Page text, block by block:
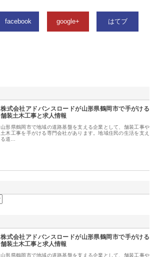
facebook google+ はてブ
株式会社アドバンスロードが山形県鶴岡市で手がける
舗装土木工事と求人情報
山形県鶴岡市で地域の道路基盤を支える企業として、舗装工事や
土木工事を手がける専門会社があります。地域住民の生活を支え
る道…
株式会社アドバンスロードが山形県鶴岡市で手がける
舗装土木工事と求人情報
山形県鶴岡市で地域の道路基盤を支える企業として、舗装工事や